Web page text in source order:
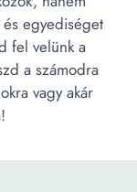
egyediséget
fel velünk a
a számodra
vagy akár